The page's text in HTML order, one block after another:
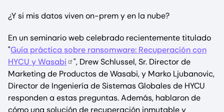
¿Y si mis datos viven on-prem y en la nube?
En un seminario web celebrado recientemente titulado
"Guía práctica sobre ransomware: Recuperación con
HYCU y Wasabi
", Drew Schlussel, Sr. Director de
Marketing de Productos de Wasabi, y Marko Ljubanovic,
Director de Ingeniería de Sistemas Globales de HYCU
responden a estas preguntas. Además, hablaron de
cómo una solución de recuperación inmutable y